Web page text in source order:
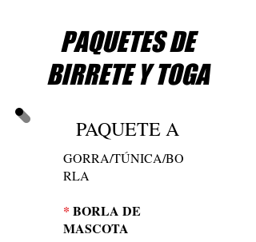
PAQUETES DE
BIRRETE Y TOGA
PAQUETE A
GORRA/TÚNICA/BO
RLA
* BORLA DE
MASCOTA